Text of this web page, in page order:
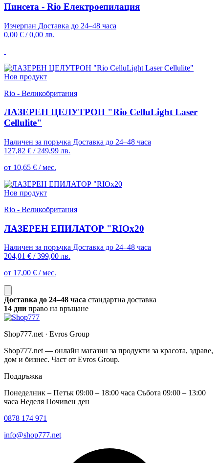
Пинсета - Rio Електроепилация
Изчерпан Доставка до 24–48 часа
0,00 € / 0,00 лв.
Нов продукт
Rio - Великобритания
ЛАЗЕРЕН ЦЕЛУТРОН "Rio CelluLight Laser
Cellulite"
Наличен за поръчка Доставка до 24–48 часа
127,82 € / 249,99 лв.
от 10,65 € / мес.
Нов продукт
Rio - Великобритания
ЛАЗЕРЕН ЕПИЛАТОР "RIOx20
Наличен за поръчка Доставка до 24–48 часа
204,01 € / 399,00 лв.
от 17,00 € / мес.
Доставка до 24–48 часа стандартна доставка
14 дни право на връщане
Shop777.net · Evros Group
Shop777.net — онлайн магазин за продукти за красота, здраве,
дом и бизнес. Част от Evros Group.
Поддръжка
Понеделник – Петък 09:00 – 18:00 часа Събота 09:00 – 13:00
часа Неделя Почивен ден
0878 174 971
info@shop777.net